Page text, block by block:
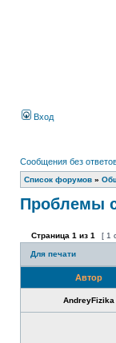
Вход
Сообщения без
Список форумов »
Проблемы с
Страница 1 из 1 [ 1
Для печати
Автор
AndreyFizika